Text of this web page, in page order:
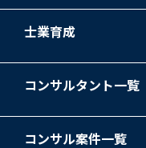
士業育成
コンサルタント一覧
コンサル案件一覧